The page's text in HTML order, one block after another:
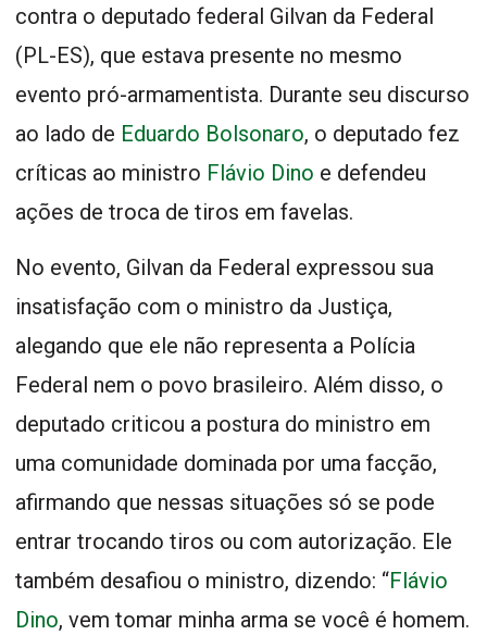
contra o deputado federal Gilvan da Federal
(PL-ES), que estava presente no mesmo
evento pró-armamentista. Durante seu discurso
ao lado de Eduardo Bolsonaro, o deputado fez
críticas ao ministro Flávio Dino e defendeu
ações de troca de tiros em favelas.
No evento, Gilvan da Federal expressou sua
insatisfação com o ministro da Justiça,
alegando que ele não representa a Polícia
Federal nem o povo brasileiro. Além disso, o
deputado criticou a postura do ministro em
uma comunidade dominada por uma facção,
afirmando que nessas situações só se pode
entrar trocando tiros ou com autorização. Ele
também desafiou o ministro, dizendo: “Flávio
Dino, vem tomar minha arma se você é homem.